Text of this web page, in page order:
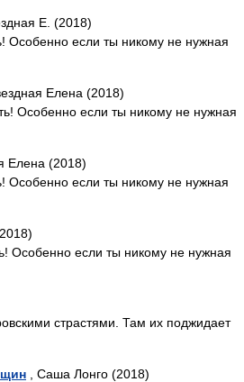
Е. (2018)
Особенно если ты никому не нужная
Елена (2018)
Особенно если ты никому не нужная
Елена (2018)
Особенно если ты никому не нужная
Особенно если ты никому не нужная
страстями. Там их поджидает
, Саша Лонго (2018)